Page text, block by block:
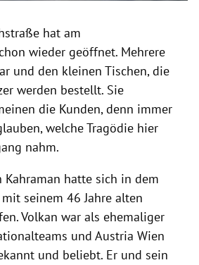
hat am
wieder geöffnet. Mehrere
und den kleinen Tischen, die
werden bestellt. Sie
die Kunden, denn immer
welche Tragödie hier
nahm.
Kahraman hatte sich in dem
seinem 46 Jahre alten
Volkan war als ehemaliger
und Austria Wien
und beliebt. Er und sein